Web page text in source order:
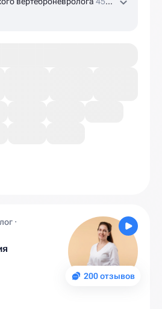
200 отзывов
·